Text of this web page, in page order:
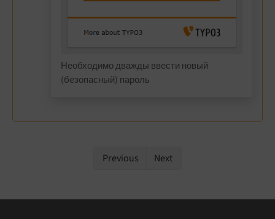
Необходимо дважды ввести новый
(безопасный) пароль
Previous Next